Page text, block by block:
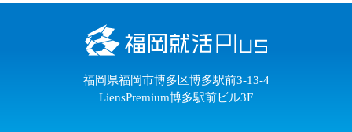
福岡県福岡市博多区博多駅前3-13-4
LiensPremium博多駅前ビル3F